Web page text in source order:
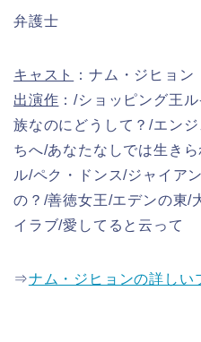
弁護士
キャスト
：ナム・ジヒョン
出演作 ：/ショッピング王
族なのにどうして？/エン
ちへ/あなたなしでは生き
ル/ペク・ドンス/ジャイア
の？/善徳女王/エデンの東/
イラブ/愛してると云って
⇒ナム・ジヒョンの詳しい